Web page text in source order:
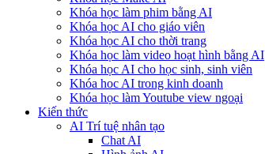
Khóa học làm phim bằng AI
Khóa học AI cho giáo viên
Khóa học AI cho thời trang
Khóa học làm video hoạt hình bằng AI
Khóa học AI cho học sinh, sinh viên
Khóa hoc AI trong kinh doanh
Khóa học làm Youtube view ngoại
Kiến thức
AI Trí tuệ nhân tạo
Chat AI